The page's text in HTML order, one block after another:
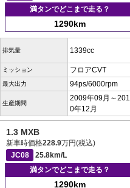
満タンでどこまで走る？
1290km
排気量 1339cc
ミッション フロアCVT
最大出力 94ps/6000rpm
生産期間
2009年09月～201
0年12月
1.3 MXB
新車時価格228.9万円(税込)
JC08
25.8km/L
満タンでどこまで走る？
1290km